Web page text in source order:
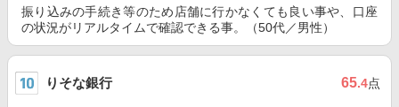
振り込みの手続き等のため店舗に行かなくても良い事や、口座
の状況がリアルタイムで確認できる事。（50代／男性）
りそな銀行 65.4点